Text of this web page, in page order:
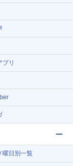
プリ
曜日別一覧